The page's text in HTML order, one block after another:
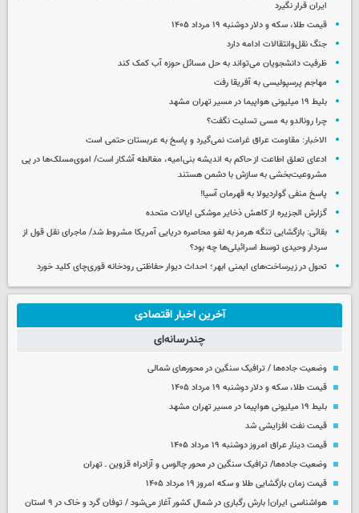
ایران قرار نگیرد
قیمت طلا، سکه و دلار دوشنبه ۱۹ مرداد ۱۴۰۵
جنگ نقل‌وانتقالات ادامه دارد
ظرفیت دانشجویان می‌تواند به حل مسائل حوزه آب کمک کند
مهاجم پرسپولیسی به آفریقا رفت
بلیط ۱۹ میلیونی هواپیما در مسیر تهران مشهد
چرا رونالدو به مسی تسلیت نگفت؟
الاخبار: مقاومت عراق غرامت نمی‌گیرد و پاسخ به عربستان حتمی است
ادعای تعلق اطاعت از حاکم به اندیشه بنی‌امیه، مغالطه آشکار است/ اموی‌مسلک‌ها در پی
مشروعیت‌بخشی به سازش با دشمن هستند
پاسخ منفی گواردیولا به قهرمان آسیا!
گزارش الجزیره از کاهش ذخایر موشکی ایالات متحده
بقائی: بازگشایی تنگه هرمز به لغو محاصره دریایی آمریکا مشروط شد/ ماجرای نقل قول از
سردار وحیدی توسط اسرائیلی‌ها چه بود؟
تحول در زیرساخت‌های ایمنی ابهر؛ احداث دیوار حفاظتی رودخانه قوری‌چای کلید خورد
آخرین اخبار اقتصادی
چندرسانه‌ای
وضعیت جاده‌ها / ترافیک سنگین در محورهای شمالی
قیمت طلا، سکه و دلار دوشنبه ۱۹ مرداد ۱۴۰۵
بلیط ۱۹ میلیونی هواپیما در مسیر تهران مشهد
قیمت نفت افزایشی شد
قیمت دینار عراق امروز دوشنبه ۱۹ مرداد ۱۴۰۵
وضعیت جاده‌ها/ ترافیک سنگین در محور چالوس و آزادراه قزوین ـ تهران
قیمت زمان بازگشایی طلا و سکه امروز ۱۹ مرداد ۱۴۰۵
هواشناسی ایران| بارش رگباری در شمال کشور آغاز می‌شود / توفان گرد و خاک در ۹ استان